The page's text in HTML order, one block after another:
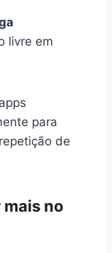
livre em
para
de
no